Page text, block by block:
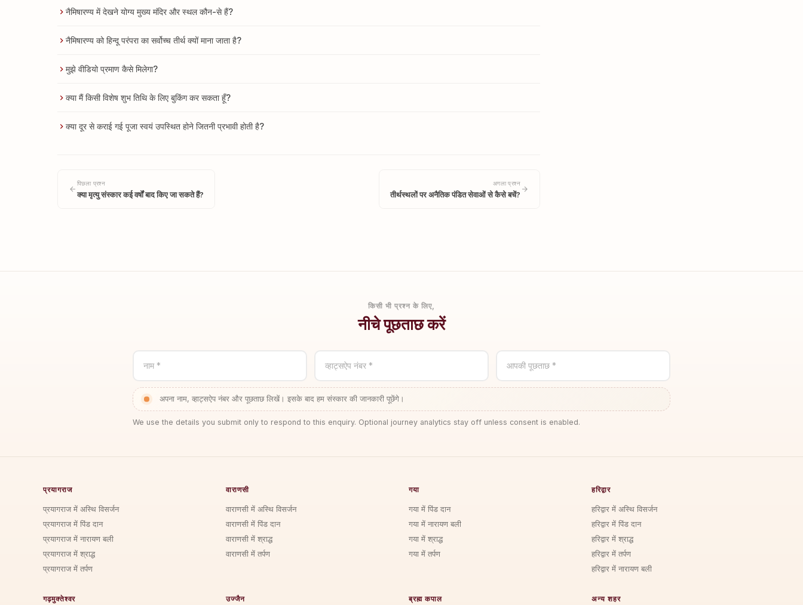
नैमिषारण्य में देखने योग्य मुख्य मंदिर और स्थल कौन-से हैं?
नैमिषारण्य को हिन्दू परंपरा का सर्वोच्च तीर्थ क्यों माना जाता है?
मुझे वीडियो प्रमाण कैसे मिलेगा?
क्या मैं किसी विशेष शुभ तिथि के लिए बुकिंग कर सकता हूँ?
क्या दूर से कराई गई पूजा स्वयं उपस्थित होने जितनी प्रभावी होती है?
पिछला प्रश्न
क्या मृत्यु संस्कार कई वर्षों बाद किए जा सकते हैं?
अगला प्रश्न
तीर्थस्थलों पर अनैतिक पंडित सेवाओं से कैसे बचें?
किसी भी प्रश्न के लिए,
नीचे पूछताछ करें
नाम * व्हाट्सऐप नंबर * आपकी पूछताछ *
अपना नाम, व्हाट्सऐप नंबर और पूछताछ लिखें। इसके बाद हम संस्कार की जानकारी पूछेंगे।
We use the details you submit only to respond to this enquiry. Optional journey analytics stay off unless consent is enabled.
प्रयागराज
प्रयागराज में अस्थि विसर्जन
प्रयागराज में पिंड दान
प्रयागराज में नारायण बली
प्रयागराज में श्राद्ध
प्रयागराज में तर्पण
वाराणसी
वाराणसी में अस्थि विसर्जन
वाराणसी में पिंड दान
वाराणसी में श्राद्ध
वाराणसी में तर्पण
गया
गया में पिंड दान
गया में नारायण बली
गया में श्राद्ध
गया में तर्पण
हरिद्वार
हरिद्वार में अस्थि विसर्जन
हरिद्वार में पिंड दान
हरिद्वार में श्राद्ध
हरिद्वार में तर्पण
हरिद्वार में नारायण बली
गढ़मुक्तेश्वर उज्जैन ब्रह्म कपाल अन्य शहर